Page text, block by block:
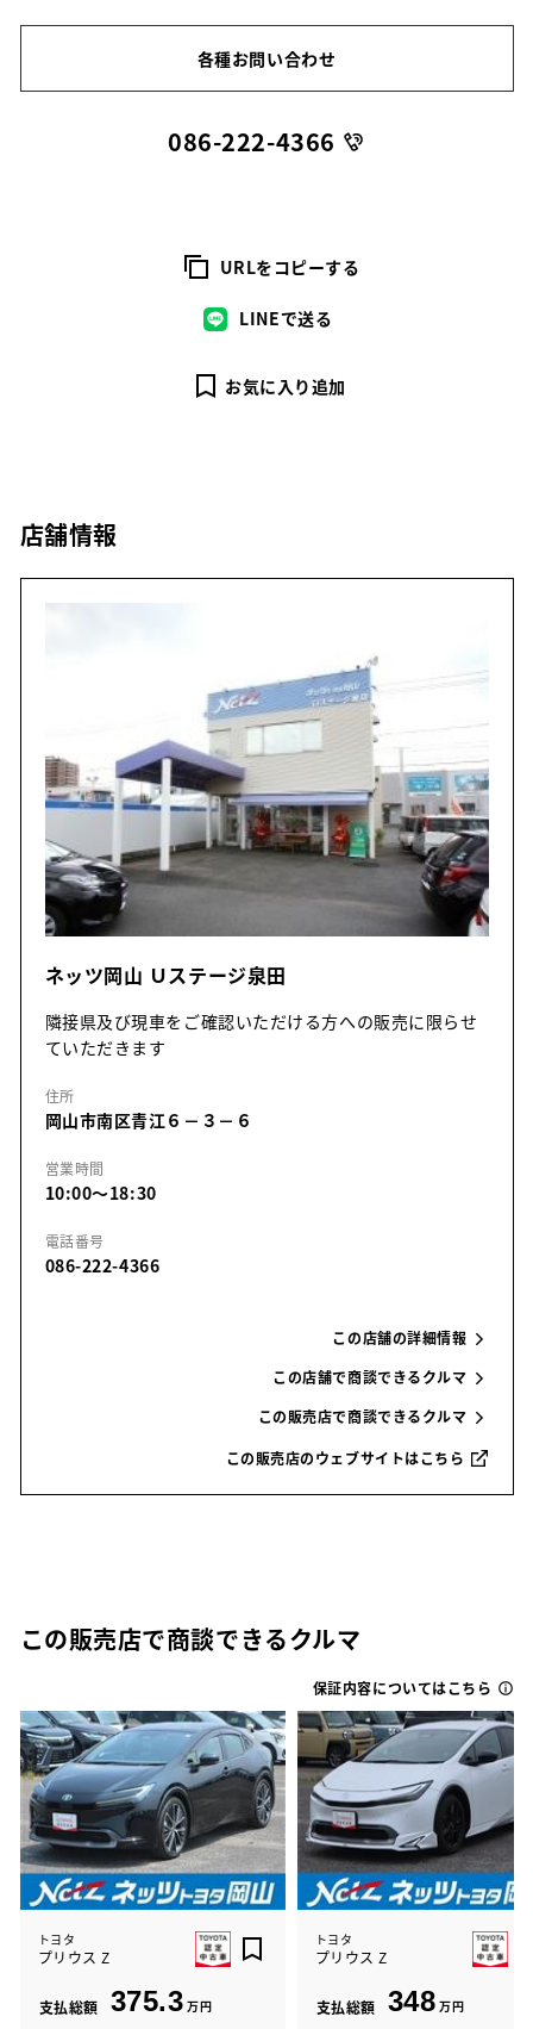
各種お問い合わせ
086-222-4366
URLをコピーする
LINEで送る
お気に入り追加
店舗情報
ネッツ岡山 Ｕステージ泉田
隣接県及び現車をご確認いただける方への販売に限らせ
ていただきます
住所
岡山市南区青江６－３－６
営業時間
10:00～18:30
電話番号
086-222-4366
この店舗の詳細情報
この店舗で商談できるクルマ
この販売店で商談できるクルマ
この販売店のウェブサイトはこちら
この販売店で商談できるクルマ
保証内容についてはこちら
トヨタ
プリウス Z
支払総額 375.3 万円
トヨタ
プリウス Z
支払総額 348 万円